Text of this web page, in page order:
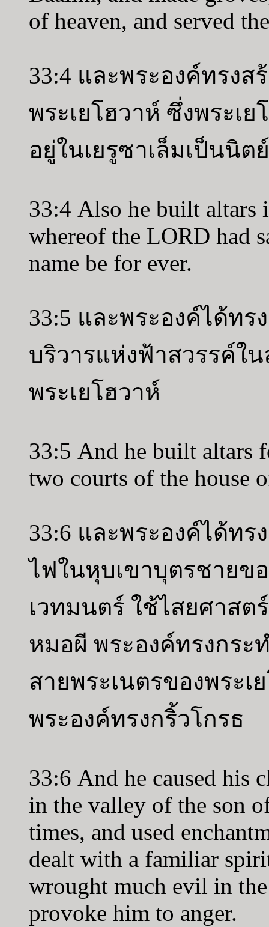
of heaven, and served
33:4 และพระองค์ทรง
พระเยโฮวาห์ ซึ่งพระเ
อยู่ในเยรูซาเล็มเป็นนิต
33:4 Also he built altars
whereof the LORD had
name be for ever.
33:5 และพระองค์ได้ท
บริวารแห่งฟ้าสวรรค์ใ
พระเยโฮวาห์
33:5 And he built altars
two courts of the house
33:6 และพระองค์ได้ทร
ไฟในหุบเขาบุตรชายข
เวทมนตร์ ใช้ไสยศาส
หมอผี พระองค์ทรงกระ
สายพระเนตรของพระเ
พระองค์ทรงกริ้วโกรธ
33:6 And he caused his
in the valley of the son
times, and used
dealt with a familiar
wrought much evil in
provoke him to anger.